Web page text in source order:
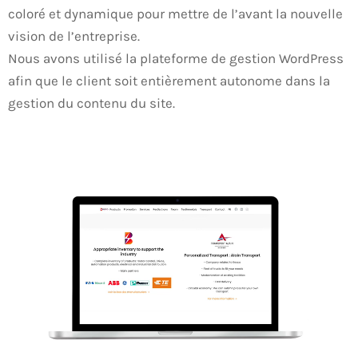
coloré et dynamique pour mettre de l’avant la nouvelle
vision de l’entreprise.
Nous avons utilisé la plateforme de gestion WordPress
afin que le client soit entièrement autonome dans la
gestion du contenu du site.